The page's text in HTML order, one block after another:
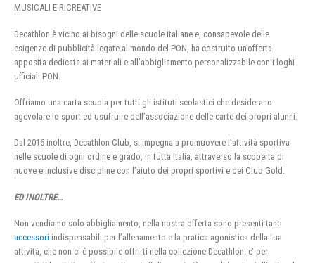
MUSICALI E RICREATIVE
Decathlon è vicino ai bisogni delle scuole italiane e, consapevole delle
esigenze di pubblicità legate al mondo del PON, ha costruito un’offerta
apposita dedicata ai materiali e all’abbigliamento personalizzabile con i loghi
ufficiali PON.
Offriamo una carta scuola per tutti gli istituti scolastici che desiderano
agevolare lo sport ed usufruire dell’associazione delle carte dei propri alunni.
Dal 2016 inoltre, Decathlon Club, si impegna a promuovere l’attività sportiva
nelle scuole di ogni ordine e grado, in tutta Italia, attraverso la scoperta di
nuove e inclusive discipline con l’aiuto dei propri sportivi e dei Club Gold.
ED INOLTRE…
Non vendiamo solo abbigliamento, nella nostra offerta sono presenti tanti
accessori indispensabili per l’allenamento e la pratica agonistica della tua
attività, che non ci è possibile offrirti nella collezione Decathlon. e’ per